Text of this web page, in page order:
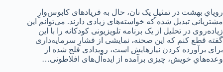
رویایِ بهشت در تمثیلِ یک نان، حال به فریادهای کابو‌س‌وارِ
مشتریانی تبدیل شده که خواسته‌های زیادی دارند. می‌توانم این
زیاده‌روی در تحلیل از یک برنامه تلویزیونی کودکانه را با این
گفته قطع کنم که این صحنه، نمایشی از فشارِ سرمایه‌داری
برای برآورده کردن نیازهایش است، رویدادی فلج شده از
وعده‌هایِ خویش، چیزی برآمده از ایده‌آل‌های افلاطونی…